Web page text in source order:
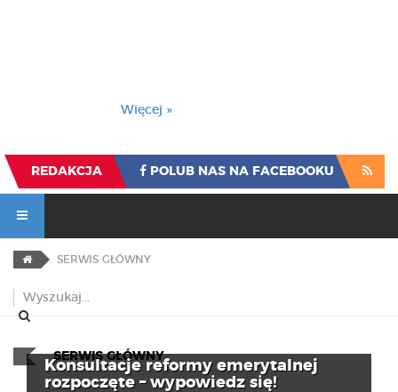
Więcej »
REDAKCJA POLUB NAS NA FACEBOOKU
SERWIS GŁÓWNY
SERWIS GŁÓWNY
Konsultacje reformy emerytalnej
rozpoczęte – wypowiedz się!